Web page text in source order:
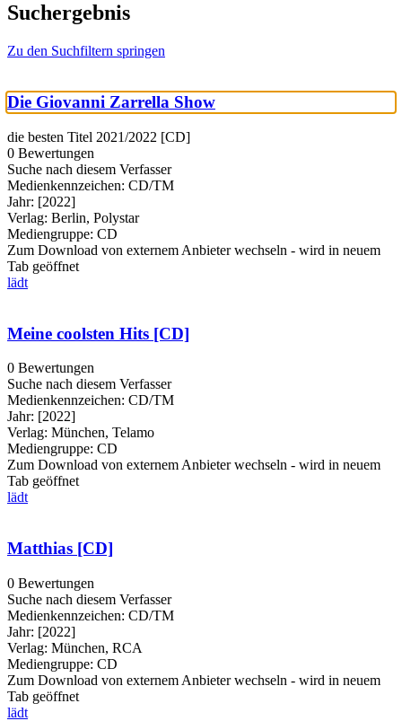
Suchergebnis
Zu den Suchfiltern springen
Die Giovanni Zarrella Show
die besten Titel 2021/2022 [CD]
0 Bewertungen
Suche nach diesem Verfasser
Medienkennzeichen: CD/TM
Jahr: [2022]
Verlag: Berlin, Polystar
Mediengruppe: CD
Zum Download von externem Anbieter wechseln - wird in neuem
Tab geöffnet
lädt
Meine coolsten Hits [CD]
0 Bewertungen
Suche nach diesem Verfasser
Medienkennzeichen: CD/TM
Jahr: [2022]
Verlag: München, Telamo
Mediengruppe: CD
Zum Download von externem Anbieter wechseln - wird in neuem
Tab geöffnet
lädt
Matthias [CD]
0 Bewertungen
Suche nach diesem Verfasser
Medienkennzeichen: CD/TM
Jahr: [2022]
Verlag: München, RCA
Mediengruppe: CD
Zum Download von externem Anbieter wechseln - wird in neuem
Tab geöffnet
lädt